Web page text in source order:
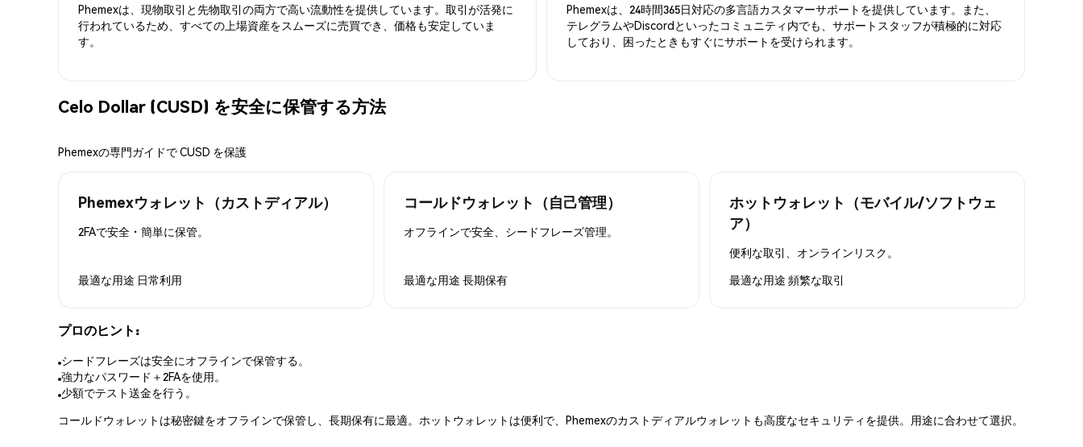
Phemexは、現物取引と先物取引の両方で高い流動性を提供しています。取引が活発に
行われているため、すべての上場資産をスムーズに売買でき、価格も安定していま
す。
Phemexは、24時間365日対応の多言語カスタマーサポートを提供しています。また、
テレグラムやDiscordといったコミュニティ内でも、サポートスタッフが積極的に対応
しており、困ったときもすぐにサポートを受けられます。
Celo Dollar (CUSD) を安全に保管する方法
Phemexの専門ガイドで CUSD を保護
Phemexウォレット（カストディアル）
2FAで安全・簡単に保管。
最適な用途 日常利用
コールドウォレット（自己管理）
オフラインで安全、シードフレーズ管理。
最適な用途 長期保有
ホットウォレット（モバイル/ソフトウェ
ア）
便利な取引、オンラインリスク。
最適な用途 頻繁な取引
プロのヒント:
シードフレーズは安全にオフラインで保管する。
強力なパスワード＋2FAを使用。
少額でテスト送金を行う。
コールドウォレットは秘密鍵をオフラインで保管し、長期保有に最適。ホットウォレットは便利で、Phemexのカストディアルウォレットも高度なセキュリティを提供。用途に合わせて選択。